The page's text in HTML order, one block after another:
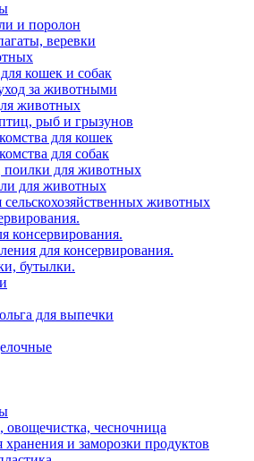
и поролон
веревки
кошек и собак
за животными
животных
рыб и грызунов
для кошек
для собак
для животных
для животных
сельскохозяйственных животных
консервирования.
для консервирования.
бутылки.
для выпечки
овощечистка, чесночница
и заморозки продуктов